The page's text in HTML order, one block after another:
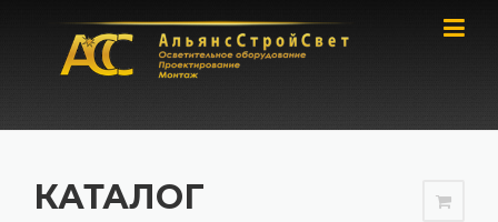
КАТАЛОГ